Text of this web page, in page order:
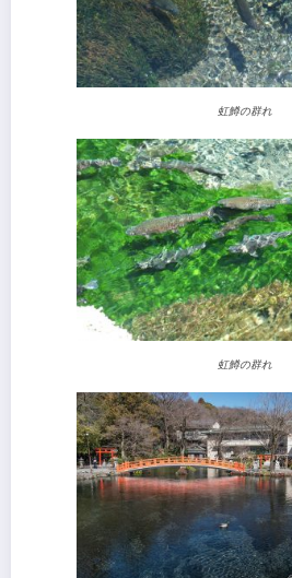
虹鱒の群れ
虹鱒の群れ